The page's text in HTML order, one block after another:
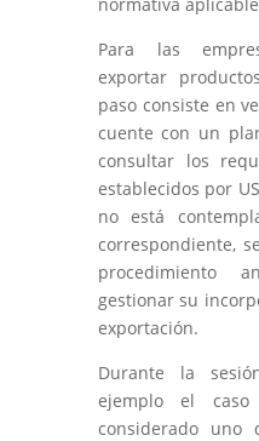
Para las
exportar
paso consiste en
cuente con un
consultar los
establecidos por
no está
correspondiente,
procedimiento
gestionar su
exportación.
Durante la
ejemplo el caso
considerado uno